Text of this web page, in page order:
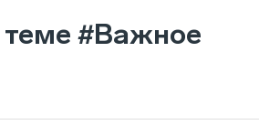
#Важное